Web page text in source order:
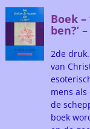
Boek
ben?’
2de
van
mens
de
boek